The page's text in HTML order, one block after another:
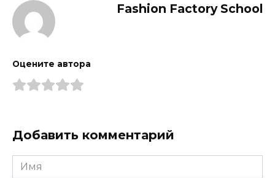
Fashion Factory School
Оцените автора
Добавить комментарий
Имя